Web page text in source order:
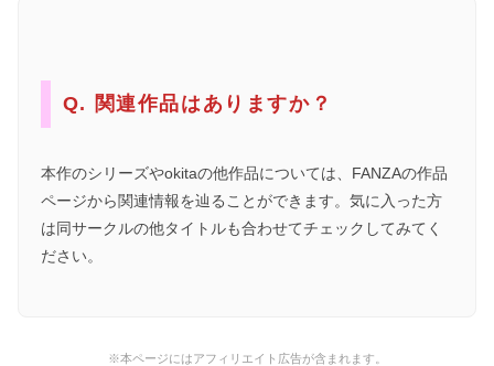
Q. 関連作品はありますか？
本作のシリーズやokitaの他作品については、FANZAの作品
ページから関連情報を辿ることができます。気に入った方
は同サークルの他タイトルも合わせてチェックしてみてく
ださい。
※本ページにはアフィリエイト広告が含まれます。